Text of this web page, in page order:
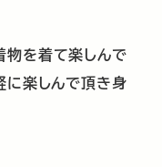
を着て楽しんで
楽しんで頂き身